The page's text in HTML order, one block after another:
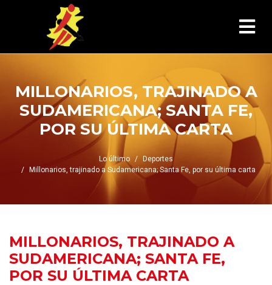
MILLONARIOS, TRAJINADO A
SUDAMERICANA; SANTA FE,
POR SU ÚLTIMA CARTA
Lo último
Deportes
Millonarios, trajinado a Sudamericana; Santa Fe, por su última carta
MILLONARIOS, TRAJINADO A
SUDAMERICANA; SANTA FE,
POR SU ÚLTIMA CARTA